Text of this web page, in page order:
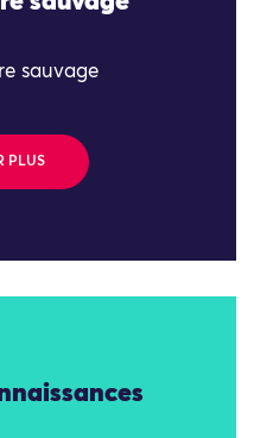
sauvage
PLUS